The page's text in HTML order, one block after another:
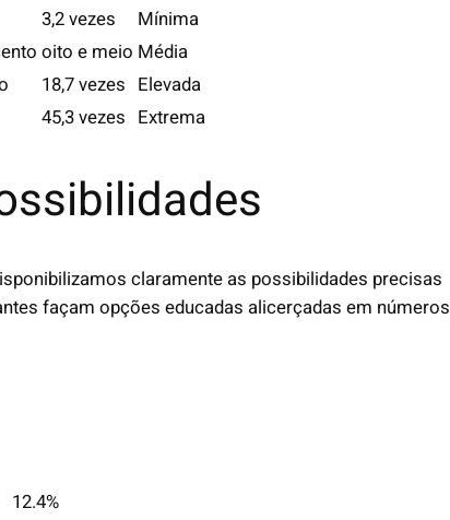
3,2 vezes
Mínima
oito e meio Média
18,7 vezes Elevada
45,3 vezes Extrema
claramente as possibilidades precisas
façam opções educadas alicerçadas em números
12.4%